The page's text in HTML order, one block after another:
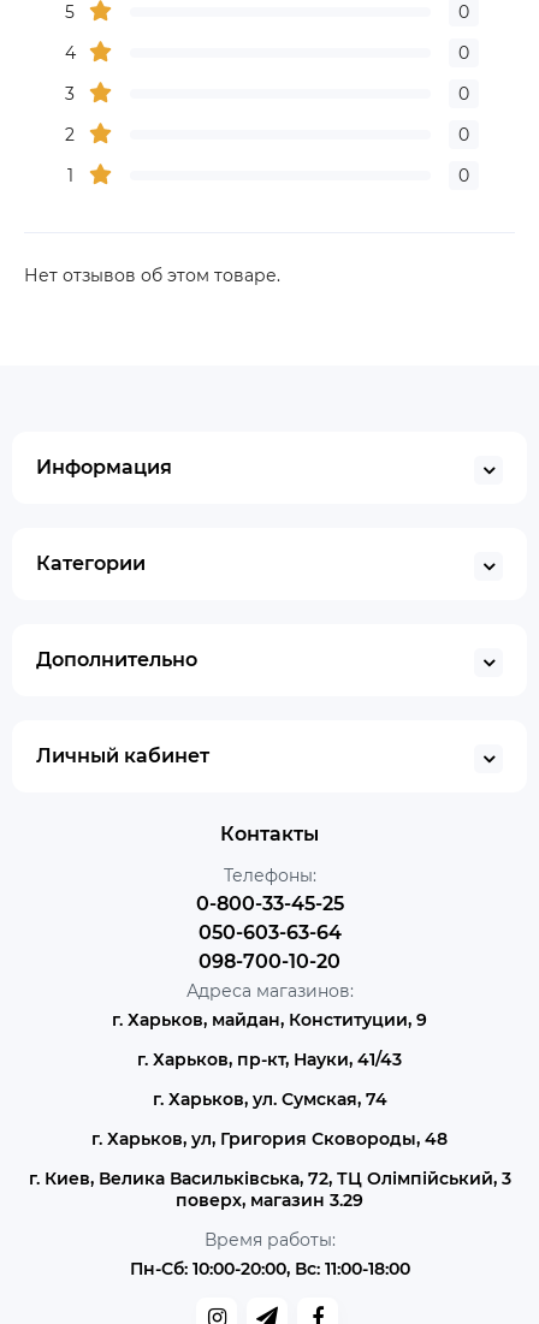
5
0
4
0
3
0
2
0
1
0
Нет отзывов об этом товаре.
Информация
Категории
Дополнительно
Личный кабинет
Контакты
Телефоны:
0-800-33-45-25
050-603-63-64
098-700-10-20
Адреса магазинов:
г. Харьков, майдан, Конституции, 9
г. Харьков, пр-кт, Науки, 41/43
г. Харьков, ул. Сумская, 74
г. Харьков, ул, Григория Сковороды, 48
г. Киев, Велика Васильківська, 72, ТЦ Олімпійський, 3
поверх, магазин 3.29
Время работы:
Пн-Сб: 10:00-20:00, Вс: 11:00-18:00